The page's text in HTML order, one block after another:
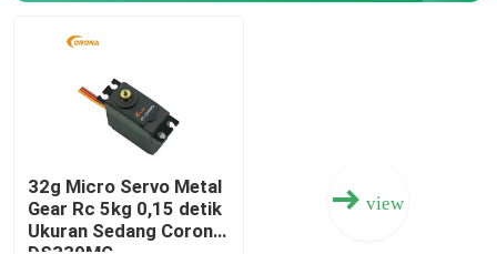
Penerima JR DMSS
Penerima Cepat Futaba 2.4 Ghz
32g Micro Servo Metal
Gear Rc 5kg 0,15 detik
Ukuran Sedang Corona
view